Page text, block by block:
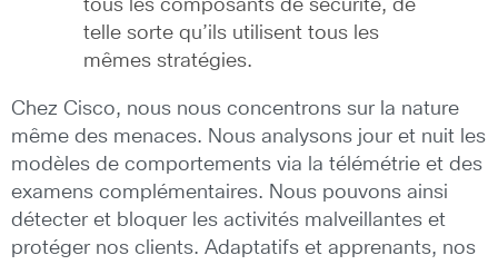
tous les composants de sécurité, de
telle sorte qu’ils utilisent tous les
mêmes stratégies.
Chez Cisco, nous nous concentrons sur la nature
même des menaces. Nous analysons jour et nuit les
modèles de comportements via la télémétrie et des
examens complémentaires. Nous pouvons ainsi
détecter et bloquer les activités malveillantes et
protéger nos clients. Adaptatifs et apprenants, nos